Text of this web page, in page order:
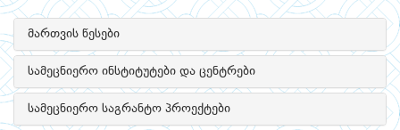
მართვის წესები
სამეცნიერო ინსტიტუტები და ცენტრები
სამეცნიერო საგრანტო პროექტები